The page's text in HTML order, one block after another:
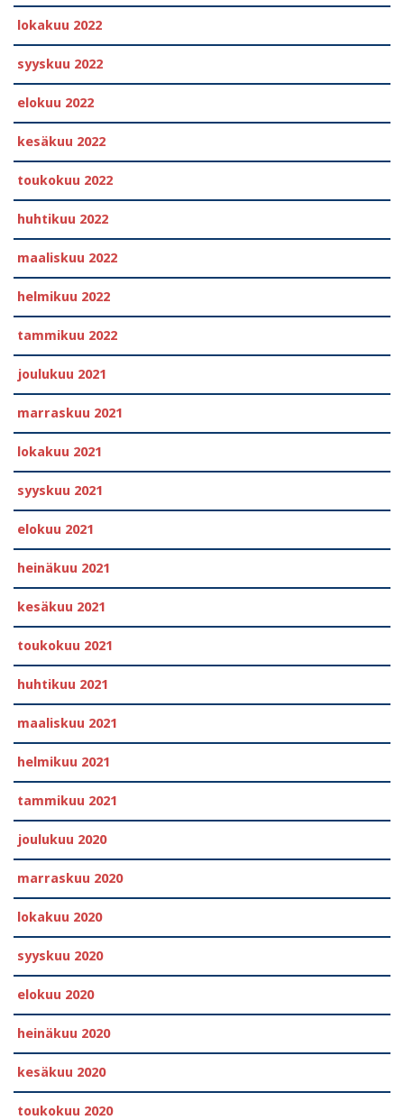
lokakuu 2022
syyskuu 2022
elokuu 2022
kesäkuu 2022
toukokuu 2022
huhtikuu 2022
maaliskuu 2022
helmikuu 2022
tammikuu 2022
joulukuu 2021
marraskuu 2021
lokakuu 2021
syyskuu 2021
elokuu 2021
heinäkuu 2021
kesäkuu 2021
toukokuu 2021
huhtikuu 2021
maaliskuu 2021
helmikuu 2021
tammikuu 2021
joulukuu 2020
marraskuu 2020
lokakuu 2020
syyskuu 2020
elokuu 2020
heinäkuu 2020
kesäkuu 2020
toukokuu 2020